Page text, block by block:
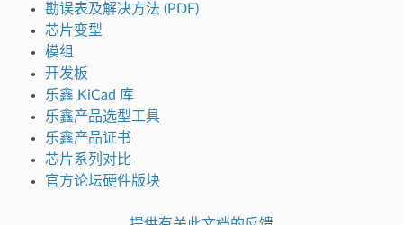
勘误表及解决方法 (PDF)
芯片变型
模组
开发板
乐鑫 KiCad 库
乐鑫产品选型工具
乐鑫产品证书
芯片系列对比
官方论坛硬件版块